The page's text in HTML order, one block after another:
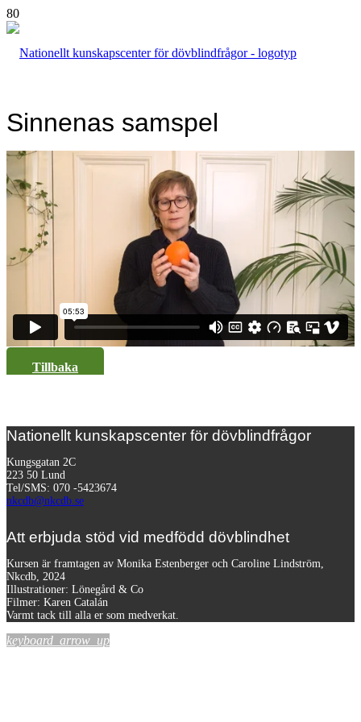
Sinnenas samspel
Tillbaka
Nationellt kunskapscenter för dövblindfrågor
Kungsgatan 2C
223 50 Lund
Tel/SMS: 070 -5423674
nkcdb@nkcdb.se
Att erbjuda stöd vid medfödd dövblindhet
Kursen är framtagen av Monika Estenberger och Caroline Lindström,
Nkcdb, 2024
Illustrationer: Lönegård & Co
Filmer: Karen Catalán
Varmt tack till alla er som medverkat.
keyboard_arrow_up